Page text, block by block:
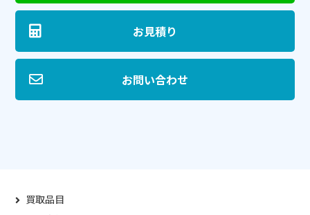
お見積り
お問い合わせ
買取品目